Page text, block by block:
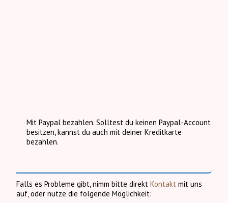
Mit Paypal bezahlen. Solltest du keinen Paypal-Account
besitzen, kannst du auch mit deiner Kreditkarte
bezahlen.
Falls es Probleme gibt, nimm bitte direkt Kontakt mit uns
auf, oder nutze die folgende Möglichkeit: